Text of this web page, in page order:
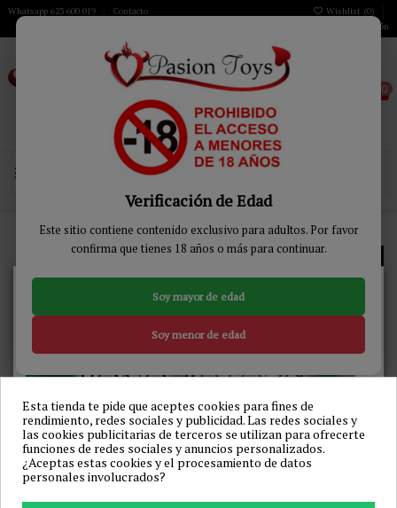
Verificación de Edad
Este sitio contiene contenido exclusivo para adultos. Por favor
confirma que tienes 18 años o más para continuar.
Soy mayor de edad
Soy menor de edad
Whatsapp 623 600 019 Contacto Wishlist (0)
Iniciar sesión
0
Inicio JUEGOS Juego de Dados
Juego de Dados
Relevancia 1
-31%
No vuelvas a aparecer.
5 Bonos de 5% de descuento al apuntarte a nuestra
Esta tienda te pide que aceptes cookies para fines de
rendimiento, redes sociales y publicidad. Las redes sociales y
las cookies publicitarias de terceros se utilizan para ofrecerte
funciones de redes sociales y anuncios personalizados.
¿Aceptas estas cookies y el procesamiento de datos
personales involucrados?